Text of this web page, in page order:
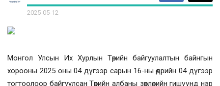
2025-05-12
Монгол Улсын Их Хурлын Төрийн байгуулалтын байнгын
хорооны 2025 оны 04 дүгээр сарын 16-ны өдрийн 04 дүгээр
тогтоолоор байгуулсан Төрийн албаны зөвлөлийн гишүүнд нэр